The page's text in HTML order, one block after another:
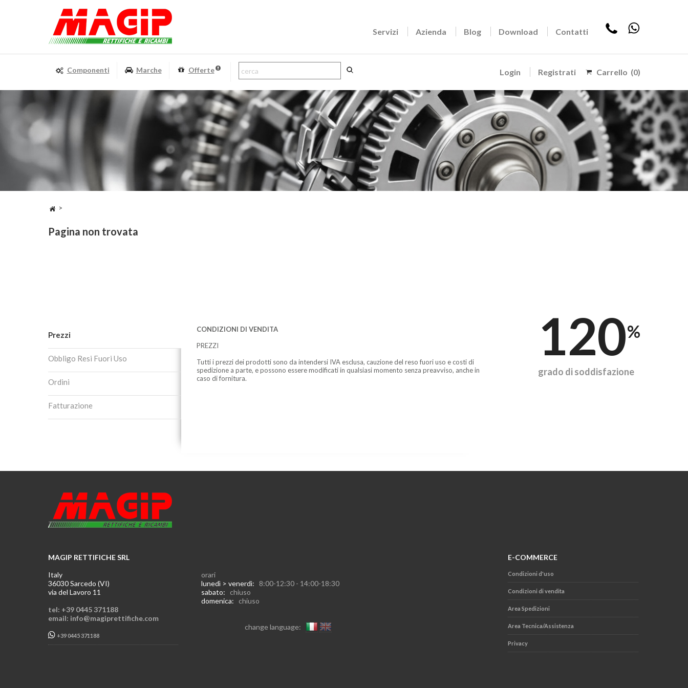
Servizi Azienda Blog Download Contatti
Login Registrati Carrello (0)
Componenti Marche Offerte
>
Pagina non trovata
Prezzi
Obbligo Resi Fuori Uso
Ordini
Fatturazione
CONDIZIONI DI VENDITA
PREZZI
Tutti i prezzi dei prodotti sono da intendersi IVA esclusa, cauzione del reso fuori uso e costi di
spedizione a parte, e possono essere modificati in qualsiasi momento senza preavviso, anche in
caso di fornitura.
120%
grado di soddisfazione
MAGIP RETTIFICHE SRL
Italy
36030 Sarcedo (VI)
via del Lavoro 11
tel: +39 0445 371188
email: info@magiprettifiche.com
+39 0445 371188
orari
lunedì > venerdì: 8:00-12:30 - 14:00-18:30
sabato: chiuso
domenica: chiuso
change language:
E-COMMERCE
Condizioni d'uso
Condizioni di vendita
Area Spedizioni
Area Tecnica/Assistenza
Privacy